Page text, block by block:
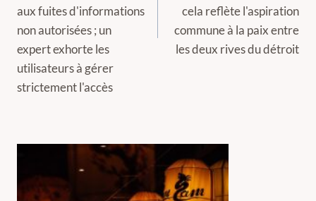
aux fuites d'informations
non autorisées ; un
expert exhorte les
utilisateurs à gérer
strictement l'accès
cela reflète l'aspiration
commune à la paix entre
les deux rives du détroit